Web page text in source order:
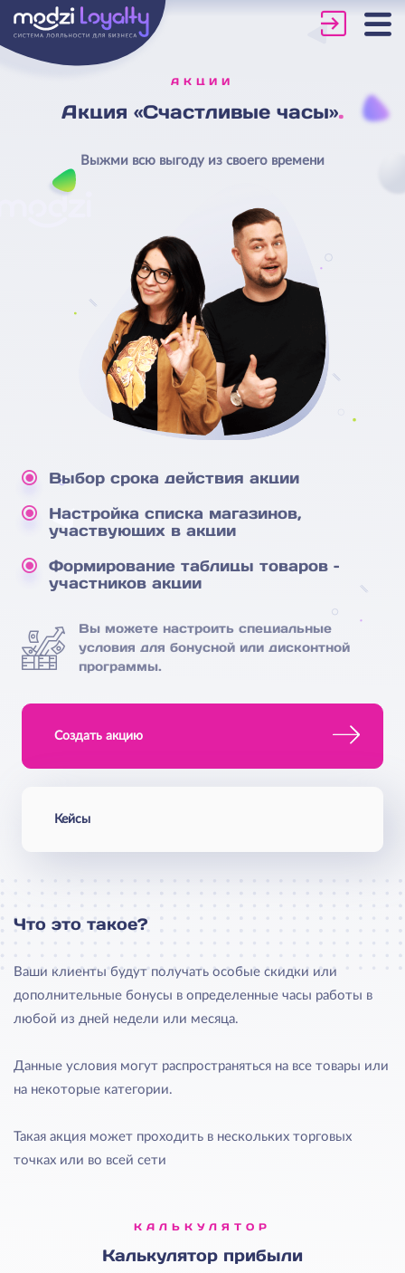
АКЦИИ
Акция «Счастливые часы»
Выжми всю выгоду из своего времени
Выбор срока действия акции
Настройка списка магазинов,
участвующих в акции
Формирование таблицы товаров –
участников акции
Вы можете настроить специальные
условия для бонусной или дисконтной
программы.
Создать акцию
Кейсы
Что это такое?
Ваши клиенты будут получать особые скидки или
дополнительные бонусы в определенные часы работы в
любой из дней недели или месяца.
Данные условия могут распространяться на все товары или
на некоторые категории.
Такая акция может проходить в нескольких торговых
точках или во всей сети
КАЛЬКУЛЯТОР
Калькулятор прибыли